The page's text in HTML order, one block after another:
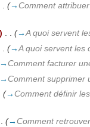
(→ Comment
. . (→A quoi servent
(→A quoi servent les
Comment facturer
Comment supprimer
(→ Comment définir
(→ Comment